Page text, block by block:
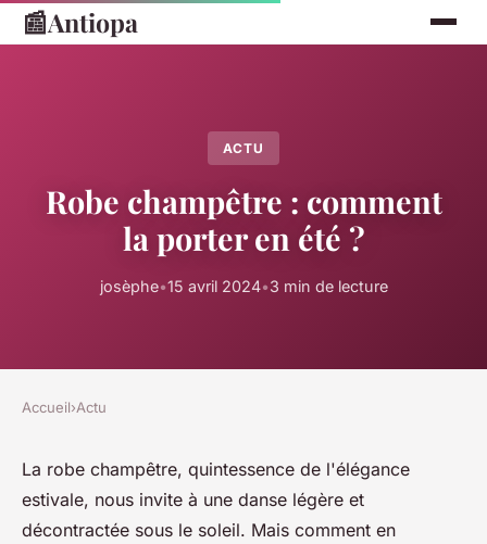
📰Antiopa
ACTU
Robe champêtre : comment
la porter en été ?
josèphe•15 avril 2024•3 min de lecture
Accueil›Actu
La robe champêtre, quintessence de l'élégance
estivale, nous invite à une danse légère et
décontractée sous le soleil. Mais comment en